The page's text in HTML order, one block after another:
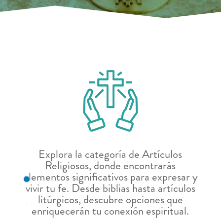
Explora la categoría de Artículos
Religiosos, donde encontrarás
elementos significativos para expresar y
vivir tu fe. Desde biblias hasta artículos
litúrgicos, descubre opciones que
enriquecerán tu conexión espiritual.